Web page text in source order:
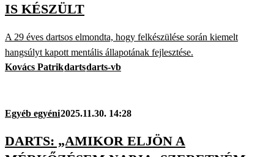
IS KÉSZÜLT
A 29 éves dartsos elmondta, hogy felkészülése során kiemelt
hangsúlyt kapott mentális állapotának fejlesztése.
Kovács Patrikdartsdarts-vb
Egyéb egyéni2025.11.30. 14:28
DARTS: „AMIKOR ELJÖN A